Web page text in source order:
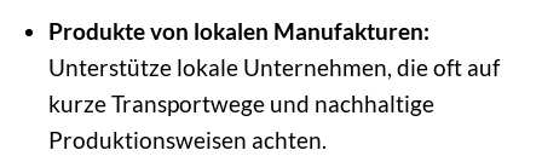
Produkte von lokalen Manufakturen:
Unterstütze lokale Unternehmen, die oft auf
kurze Transportwege und nachhaltige
Produktionsweisen achten.